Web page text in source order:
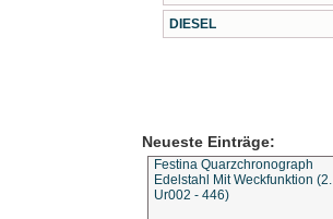
DIESEL
Neueste Einträge:
Festina Quarzchronograph
Edelstahl Mit Weckfunktion (2.
Ur002 - 446)